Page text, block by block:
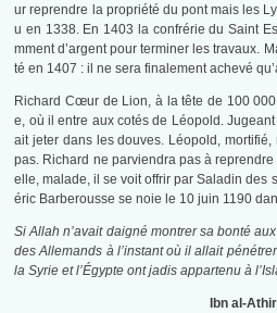
ur reprendre la propriété du pont mais les
u en 1338. En 1403 la confrérie du Saint
mment d’argent pour terminer les travaux.
té en 1407 : il ne sera finalement achevé
Richard Cœur de Lion, à la tête de 100
e, où il entre aux cotés de Léopold.
ait jeter dans les douves. Léopold, mortifié,
pas. Richard ne parviendra pas à
elle, malade, il se voit offrir par Saladin des
éric Barberousse se noie le 10 juin 1190
Si Allah n’avait daigné montrer sa bonté
des Allemands à l’instant où il allait
la Syrie et l’Égypte ont jadis appartenu à
Ibn al-Athir